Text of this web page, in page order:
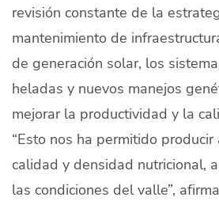
revisión constante de la
mantenimiento de
de generación solar, los
heladas y nuevos manejos
mejorar la productividad y la
“Esto nos ha permitido
calidad y densidad nutricional,
las condiciones del valle”,